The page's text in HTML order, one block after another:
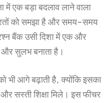
में एक बड़ा बदलाव लाने वाला
को समझा है और समय-समय
बैंक उसी दिशा में एक और
और सुलभ बनाता है।
भी आगे बढ़ाती है, क्योंकि इसका
सस्ती शिक्षा मिले। इस फीचर